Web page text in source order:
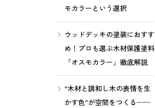
モカラーという選択
ウッドデッキの塗装におすす
め！プロも選ぶ木材保護塗料
「オスモカラー」徹底解説
“木材と調和し木の表情を生
かす色”が空間をつくる──